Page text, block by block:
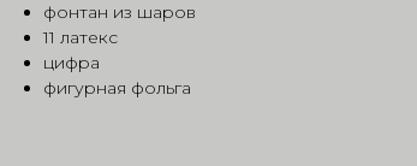
фонтан из шаров
11 латекс
цифра
фигурная фольга